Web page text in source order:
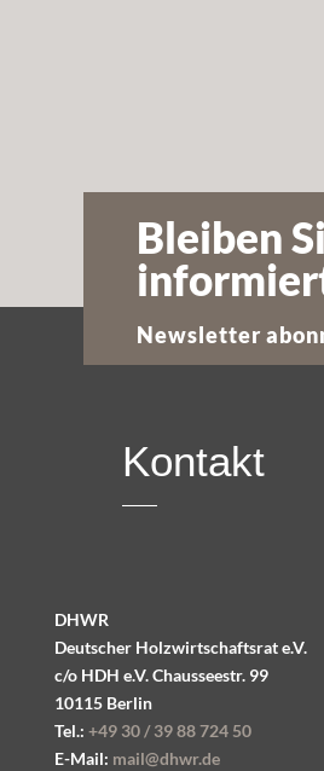
Bleiben
Newsletter
Kontakt
DHWR
Deutscher Holzwirtschaftsrat e.V.
c/o HDH e.V.Chausseestr. 99
10115 Berlin
Tel.: +49 30 / 39 88 724 50
E-Mail: mail@dhwr.de